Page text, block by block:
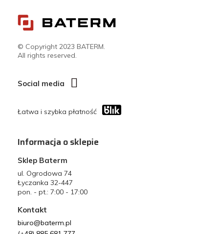
© Copyright 2023 BATERM.
All rights reserved.
Social media
Łatwa i szybka płatność
Informacja o sklepie
Sklep Baterm
ul. Ogrodowa 74
Łyczanka 32-447
pon. - pt.: 7:00 - 17:00
Kontakt
biuro@baterm.pl